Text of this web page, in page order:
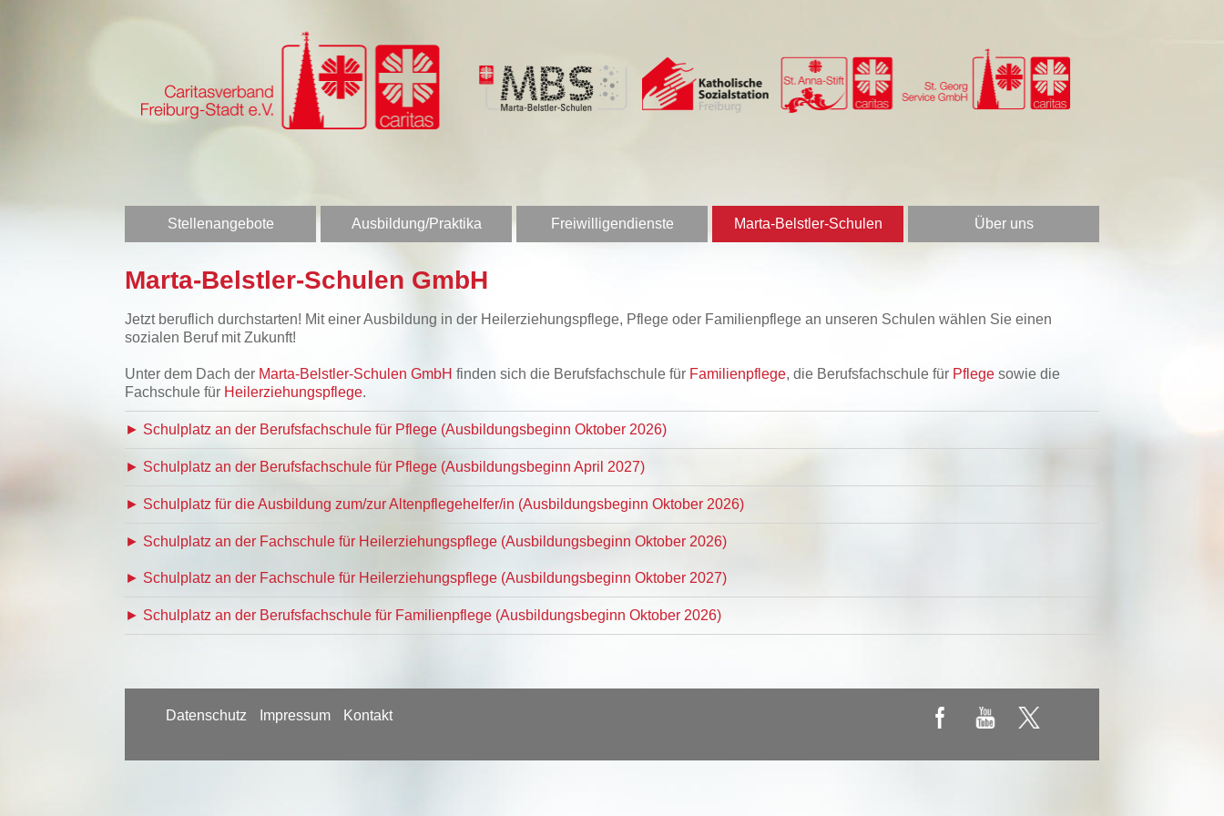
Stellenangebote Ausbildung/Praktika Freiwilligendienste Marta-Belstler-Schulen Über uns
Marta-Belstler-Schulen GmbH
Jetzt beruflich durchstarten! Mit einer Ausbildung in der Heilerziehungspflege, Pflege oder Familienpflege an unseren Schulen wählen Sie einen
sozialen Beruf mit Zukunft!
Unter dem Dach der Marta-Belstler-Schulen GmbH finden sich die Berufsfachschule für Familienpflege, die Berufsfachschule für Pflege sowie die
Fachschule für Heilerziehungspflege.
► Schulplatz an der Berufsfachschule für Pflege (Ausbildungsbeginn Oktober 2026)
► Schulplatz an der Berufsfachschule für Pflege (Ausbildungsbeginn April 2027)
► Schulplatz für die Ausbildung zum/zur Altenpflegehelfer/in (Ausbildungsbeginn Oktober 2026)
► Schulplatz an der Fachschule für Heilerziehungspflege (Ausbildungsbeginn Oktober 2026)
► Schulplatz an der Fachschule für Heilerziehungspflege (Ausbildungsbeginn Oktober 2027)
► Schulplatz an der Berufsfachschule für Familienpflege (Ausbildungsbeginn Oktober 2026)
Datenschutz Impressum Kontakt